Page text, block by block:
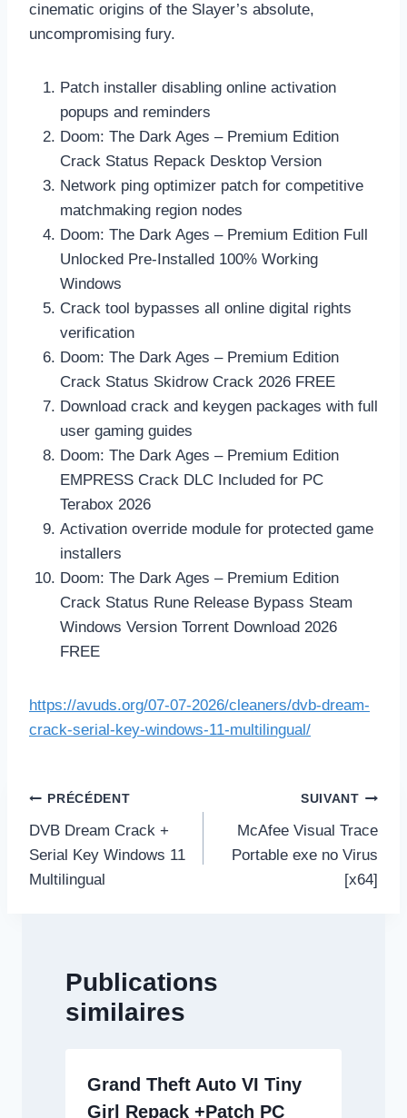
cinematic origins of the Slayer’s absolute,
uncompromising fury.
Patch installer disabling online activation
popups and reminders
Doom: The Dark Ages – Premium Edition
Crack Status Repack Desktop Version
Network ping optimizer patch for competitive
matchmaking region nodes
Doom: The Dark Ages – Premium Edition Full
Unlocked Pre-Installed 100% Working
Windows
Crack tool bypasses all online digital rights
verification
Doom: The Dark Ages – Premium Edition
Crack Status Skidrow Crack 2026 FREE
Download crack and keygen packages with full
user gaming guides
Doom: The Dark Ages – Premium Edition
EMPRESS Crack DLC Included for PC
Terabox 2026
Activation override module for protected game
installers
Doom: The Dark Ages – Premium Edition
Crack Status Rune Release Bypass Steam
Windows Version Torrent Download 2026
FREE
https://avuds.org/07-07-2026/cleaners/dvb-dream-
crack-serial-key-windows-11-multilingual/
Navigation
de
l’article
PRÉCÉDENT
DVB Dream Crack +
Serial Key Windows 11
Multilingual
SUIVANT
McAfee Visual Trace
Portable exe no Virus
[x64]
Publications
similaires
Grand Theft Auto VI Tiny
Girl Repack +Patch PC